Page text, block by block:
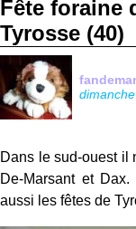
Fête foraine
Tyrosse (40)
Dans le sud-ouest il
De-Marsant et
aussi les fêtes de